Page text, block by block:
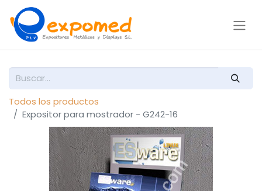
Todos los productos
Expositor para mostrador - G242-16